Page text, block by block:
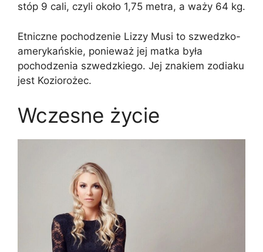
stóp 9 cali, czyli około 1,75 metra, a waży 64 kg.
Etniczne pochodzenie Lizzy Musi to szwedzko-
amerykańskie, ponieważ jej matka była
pochodzenia szwedzkiego. Jej znakiem zodiaku
jest Koziorożec.
Wczesne życie